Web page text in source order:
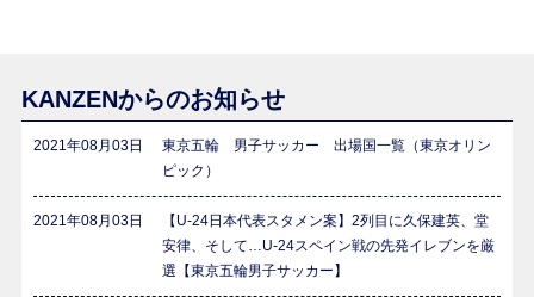
KANZENからのお知らせ
2021年08月03日
東京五輪 男子サッカー 出場国一覧（東京オリン
ピック）
2021年08月03日
【U-24日本代表スタメン案】2列目に久保建英、堂
安律、そして…U-24スペイン戦の先発イレブンを厳
選【東京五輪男子サッカー】